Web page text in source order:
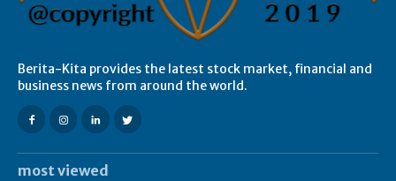
Berita-Kita provides the latest stock market, financial and
business news from around the world.
most viewed